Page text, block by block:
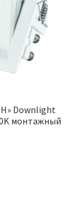
Downlight
монтажный